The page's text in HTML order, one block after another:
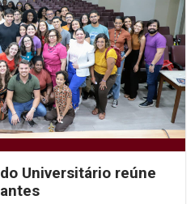
Universitário reúne